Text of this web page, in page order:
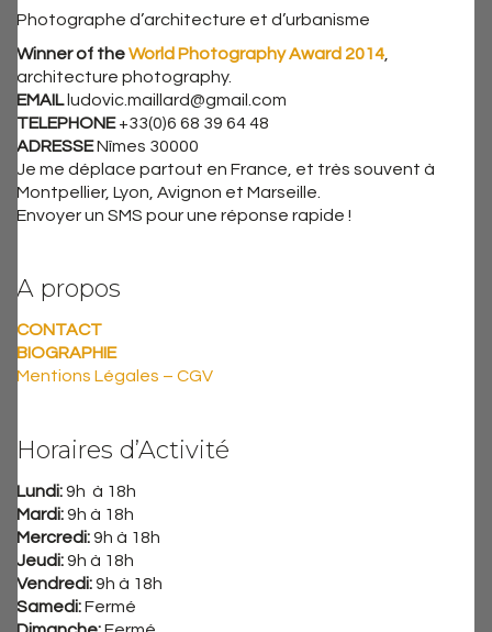
Photographe d’architecture et d’urbanisme
Winner of theWorld Photography Award 2014
architecture photography.
EMAIL ludovic.maillard@gmail.com
TELEPHONE+33(0)6 68 39 64 48
ADRESSENîmes 30000
Je me déplace partout en France, et très souvent à
Montpellier, Lyon, Avignon et Marseille.
Envoyer un SMS pour une réponse rapide !
A propos
CONTACT
BIOGRAPHIE
Mentions Légales – CGV
Horaires d’Activité
Lundi:9h à 18h
Mardi:9h à 18h
Mercredi:9h à 18h
Jeudi:9h à 18h
Vendredi:9h à 18h
Samedi:Fermé